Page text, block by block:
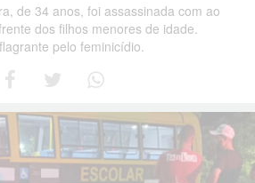
de 34 anos, foi assassinada com ao
dos filhos menores de idade.
pelo feminicídio.